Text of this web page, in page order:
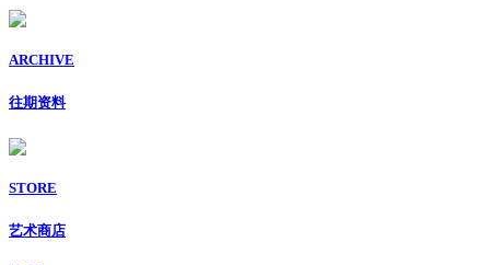
ARCHIVE
往期资料
STORE
艺术商店